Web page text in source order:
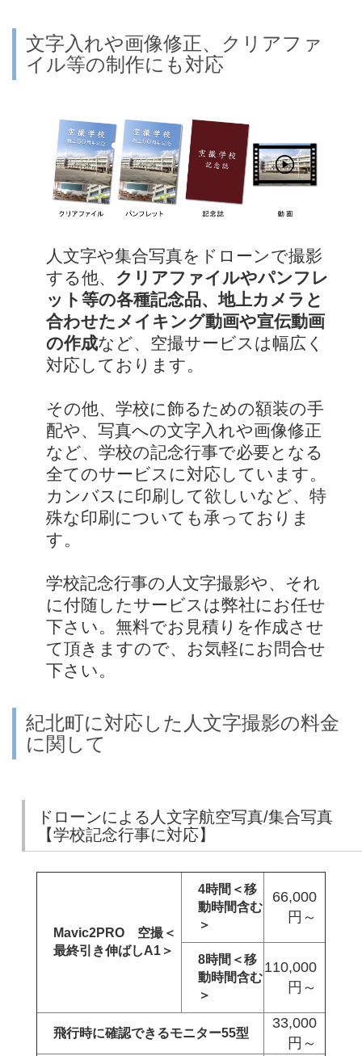
文字入れや画像修正、クリアファ
イル等の制作にも対応
人文字や集合写真をドローンで撮影
する他、 クリアファイルやパンフレ
ット等の各種記念品、地上カメラと
合わせたメイキング動画や宣伝動画
の作成など、空撮サービスは幅広く
対応しております。
その他、学校に飾るための額装の手
配や、写真への文字入れや画像修正
など、学校の記念行事で必要となる
全てのサービスに対応しています。
カンバスに印刷して欲しいなど、特
殊な印刷についても承っておりま
す。
学校記念行事の人文字撮影や、それ
に付随したサービスは弊社にお任せ
下さい。無料でお見積りを作成させ
て頂きますので、お気軽にお問合せ
下さい。
紀北町に対応した人文字撮影の料金
に関して
ドローンによる人文字航空写真/集合写真
【学校記念行事に対応】
Mavic2PRO 空撮＜
最終引き伸ばしA1＞
4時間＜移
動時間含む
＞
66,000
円～
8時間＜移
動時間含む
＞
110,000
円～
飛行時に確認できるモニター55型
33,000
円～